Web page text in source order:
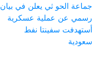
جماعة الحو ثي يعلن في بيان
رسمي عن عملية عسكرية
أستهدفت سفينتا نفط
سعودية